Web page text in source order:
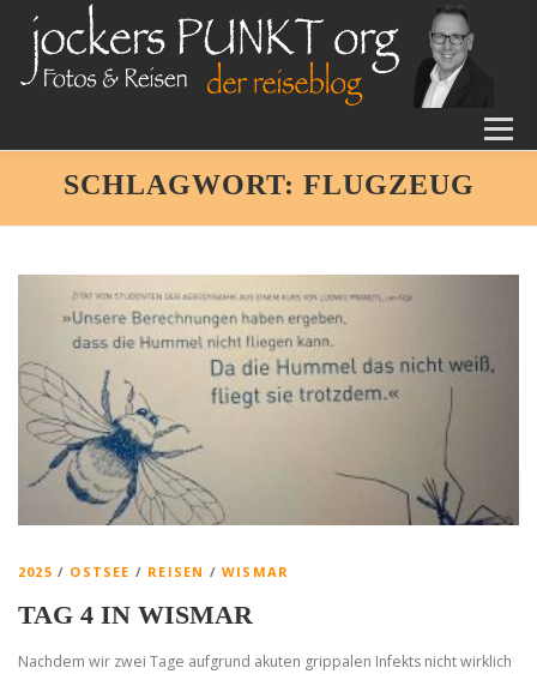
Inhalt
springen
Menü
SCHLAGWORT: FLUGZEUG
2025 / OSTSEE / REISEN /WISMAR
TAG 4 IN WISMAR
Nachdem wir zwei Tage aufgrund akuten grippalen Infekts nicht wirklich